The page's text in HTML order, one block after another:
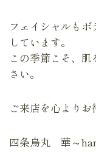
フェイシャルも
しています。
この季節こそ、
さい。
ご来店を心よりお
四条烏丸 華～